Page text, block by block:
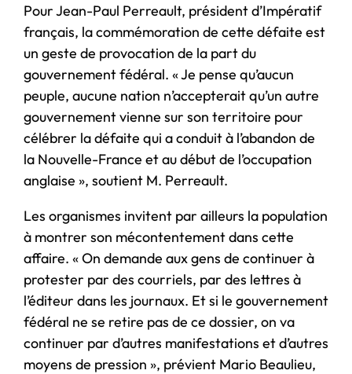
Pour Jean-Paul Perreault, président d’Impératif
français, la commémoration de cette défaite est
un geste de provocation de la part du
gouvernement fédéral. « Je pense qu’aucun
peuple, aucune nation n’accepterait qu’un autre
gouvernement vienne sur son territoire pour
célébrer la défaite qui a conduit à l’abandon de
la Nouvelle-France et au début de l’occupation
anglaise », soutient M. Perreault.
Les organismes invitent par ailleurs la population
à montrer son mécontentement dans cette
affaire. « On demande aux gens de continuer à
protester par des courriels, par des lettres à
l’éditeur dans les journaux. Et si le gouvernement
fédéral ne se retire pas de ce dossier, on va
continuer par d’autres manifestations et d’autres
moyens de pression », prévient Mario Beaulieu,